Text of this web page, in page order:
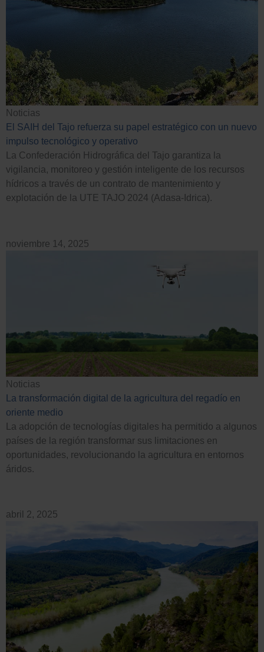
Noticias
El SAIH del Tajo refuerza su papel estratégico con un nuevo
impulso tecnológico y operativo
La Confederación Hidrográfica del Tajo garantiza la
vigilancia, monitoreo y gestión inteligente de los recursos
hídricos a través de un contrato de mantenimiento y
explotación de la UTE TAJO 2024 (Adasa-Idrica).
noviembre 14, 2025
Noticias
La transformación digital de la agricultura del regadío en
oriente medio
La adopción de tecnologías digitales ha permitido a algunos
países de la región transformar sus limitaciones en
oportunidades, revolucionando la agricultura en entornos
áridos.
abril 2, 2025